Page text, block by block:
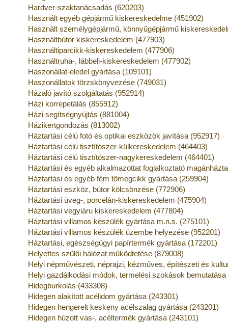
Hardver-szaktanácsadás (620203)
Használt egyéb gépjármű kiskereskedelme (451902)
Használt személygépjármű, könnyűgépjármű
Használtbútor kiskereskedelem (477903)
Használtiparcikk-kiskereskedelem (477906)
Használtruha-, lábbeli-kiskereskedelem (477902)
Haszonállat-eledel gyártása (109101)
Haszonállatok törzskönyvezése (749031)
Házaló javító szolgáltatás (952914)
Házi korrepetálás (855912)
Házi segítségnyújtás (881004)
Házikertgondozás (813002)
Háztartási célú fotó és optikai eszközök javítása (952917)
Háztartási célú tisztítószer-külkereskedelem (464403)
Háztartási célú tisztítószer-nagykereskedelem (464401)
Háztartási és egyéb alkalmazottat foglalkoztató
Háztartási és egyéb fém tömegcikk gyártása (259904)
Háztartási eszköz, bútor kölcsönzése (772906)
Háztartási üveg-, porcelán-kiskereskedelem (475904)
Háztartási vegyiáru kiskereskedelem (477804)
Háztartási villamos készülék gyártása m.n.s. (275101)
Háztartási villamos készülék üzembe helyezése (952201)
Háztartási, egészségügyi papírtermék gyártása (172201)
Helyettes szülői hálózat működtetése (879008)
Helyi népművészeti, néprajzi, kézműves, építészeti és
Helyi gazdálkodási módok, termelési szokások bemutatása
Hidegburkolás (433308)
Hidegen alakított acélidom gyártása (243301)
Hidegen hengerelt keskeny acélszalag gyártása (243201)
Hidegen húzott vas-, acéltermék gyártása (243101)